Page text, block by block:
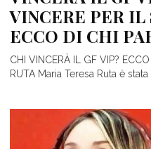
VINCERE PER IL
ECCO DI CHI
CHI VINCERÀ IL GF VIP?
RUTA Maria Teresa Ruta è stata